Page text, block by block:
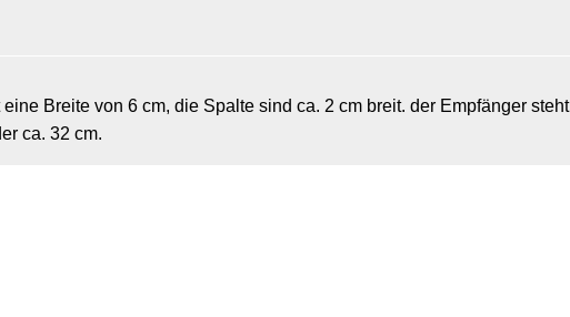
Breite von 6 cm, die Spalte sind ca. 2 cm breit. der Empfänger steht
ca. 32 cm.